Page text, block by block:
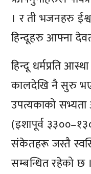
। र ती भजनहरु
हिन्दूहरु आफ्ना
हिन्दू धर्मप्रति
कालदेखि नै सुरु
उपत्यकाको सभ्यता
(इशापूर्व
संकेतहरू जस्तै
सम्बन्धित रहेको छ ।